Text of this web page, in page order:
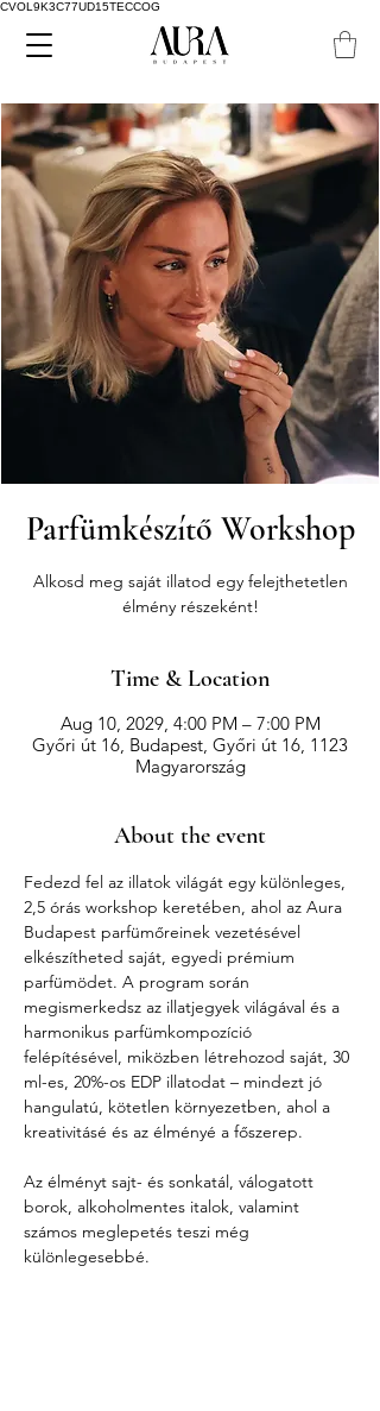
CVOL9K3C77UD15TECCOG
Parfümkészítő Workshop
Alkosd meg saját illatod egy felejthetetlen
élmény részeként!
Time & Location
Aug 10, 2029, 4:00 PM – 7:00 PM
Győri út 16, Budapest, Győri út 16, 1123
Magyarország
About the event
Fedezd fel az illatok világát egy különleges,
2,5 órás workshop keretében, ahol az Aura
Budapest parfümőreinek vezetésével
elkészítheted saját, egyedi prémium
parfümödet. A program során
megismerkedsz az illatjegyek világával és a
harmonikus parfümkompozíció
felépítésével, miközben létrehozod saját, 30
ml-es, 20%-os EDP illatodat – mindezt jó
hangulatú, kötetlen környezetben, ahol a
kreativitásé és az élményé a főszerep.
Az élményt sajt- és sonkatál, válogatott
borok, alkoholmentes italok, valamint
számos meglepetés teszi még
különlegesebbé.